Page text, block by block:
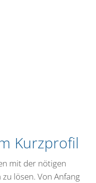
Kurzprofil
mit der nötigen
lösen. Von Anfang